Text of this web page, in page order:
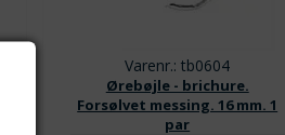
Varenr.: tb0604
Ørebøjle - brichure.
Forsølvet messing. 16 mm. 1
par